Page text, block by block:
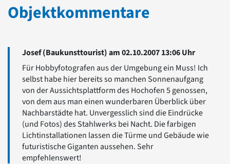
Objektkommentare
Josef (Baukunsttourist) am 02.10.2007 13:06 Uhr
Für Hobbyfotografen aus der Umgebung ein Muss! Ich
selbst habe hier bereits so manchen Sonnenaufgang
von der Aussichtsplattform des Hochofen 5 genossen,
von dem aus man einen wunderbaren Überblick über
Nachbarstädte hat. Unvergesslich sind die Eindrücke
(und Fotos) des Stahlwerks bei Nacht. Die farbigen
Lichtinstallationen lassen die Türme und Gebäude wie
futuristische Giganten aussehen. Sehr
empfehlenswert!